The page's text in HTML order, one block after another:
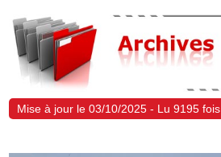
Mise à jour le 03/10/2025 - Lu 9195 fois